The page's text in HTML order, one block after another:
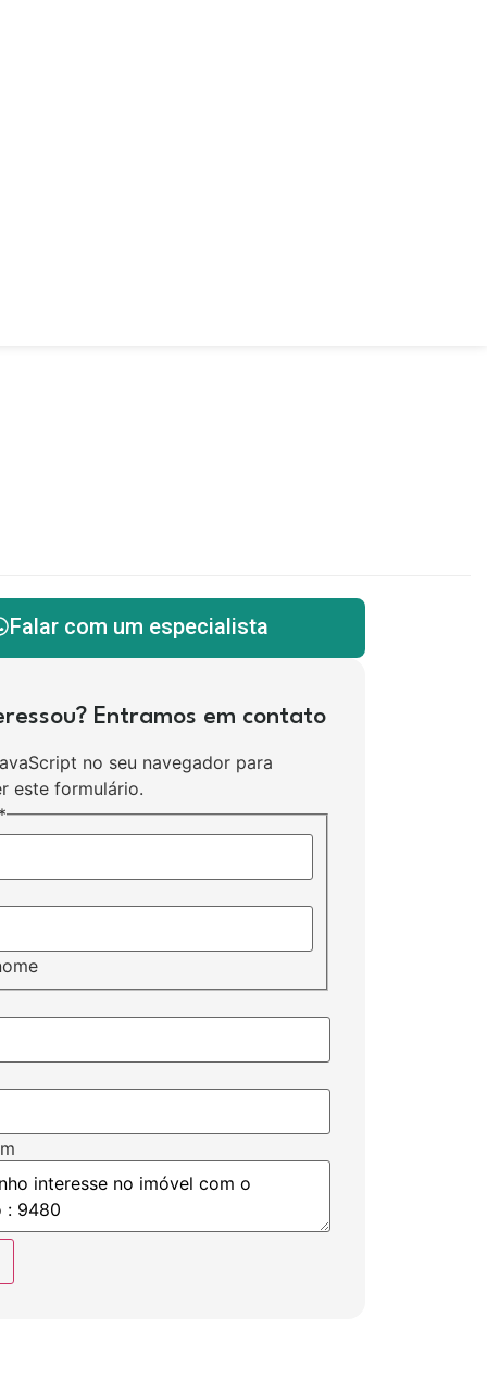
Falar com um especialista
Entramos em contato
no seu navegador para
este formulário.
*